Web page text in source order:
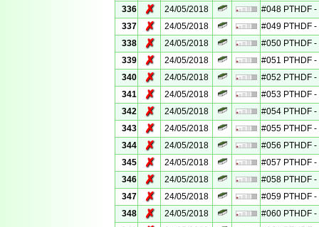
336
✗ 24/05/2018
#048 PTHDF
337
✗ 24/05/2018
#049 PTHDF
338
✗ 24/05/2018
#050 PTHDF
339
✗ 24/05/2018
#051 PTHDF
340
✗ 24/05/2018
#052 PTHDF
341
✗ 24/05/2018
#053 PTHDF
342
✗ 24/05/2018
#054 PTHDF
343
✗ 24/05/2018
#055 PTHDF
344
✗ 24/05/2018
#056 PTHDF
345
✗ 24/05/2018
#057 PTHDF
346
✗ 24/05/2018
#058 PTHDF
347
✗ 24/05/2018
#059 PTHDF
348
✗ 24/05/2018
#060 PTHDF